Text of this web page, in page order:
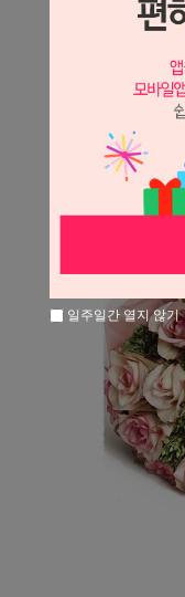
일주일간 열지 않기